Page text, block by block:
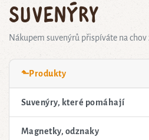
Suvenýry
Nákupem suvenýrů přispíváte na chov
⬑Produkty
Suvenýry, které pomáhají
Magnetky, odznaky